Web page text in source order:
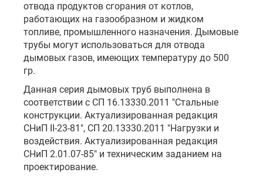
отвода продуктов сгорания от котлов,
работающих на газообразном и жидком
топливе, промышленного назначения. Дымовые
трубы могут использоваться для отвода
дымовых газов, имеющих температуру до 500
гр.
Данная серия дымовых труб выполнена в
соответствии с СП 16.13330.2011 "Стальные
конструкции. Актуализированная редакция
СНиП II-23-81", СП 20.13330.2011 "Нагрузки и
воздействия. Актуализированная редакция
СНиП 2.01.07-85" и техническим заданием на
проектирование.